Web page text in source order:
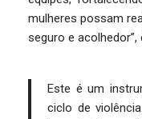
mulheres possam
seguro e
Este é um
ciclo de